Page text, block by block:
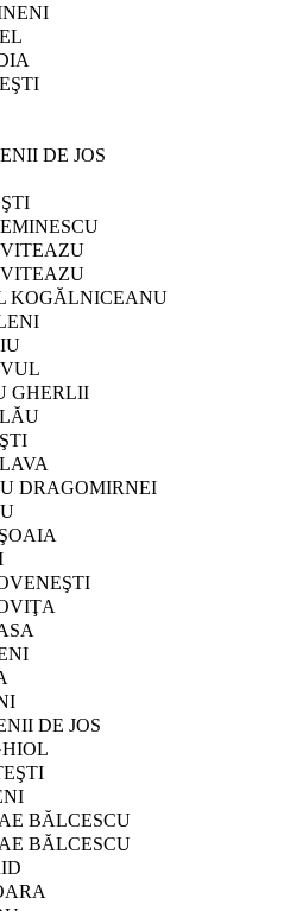
DE JOS
KOGĂLNICEANU
GHERLII
DRAGOMIRNEI
DE JOS
BĂLCESCU
BĂLCESCU